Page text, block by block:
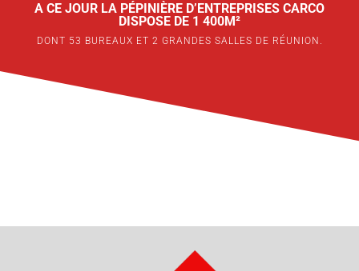
A CE JOUR LA PÉPINIÈRE D’ENTREPRISES CARCO
DISPOSE DE 1 400M²
DONT 53 BUREAUX ET 2 GRANDES SALLES DE RÉUNION.